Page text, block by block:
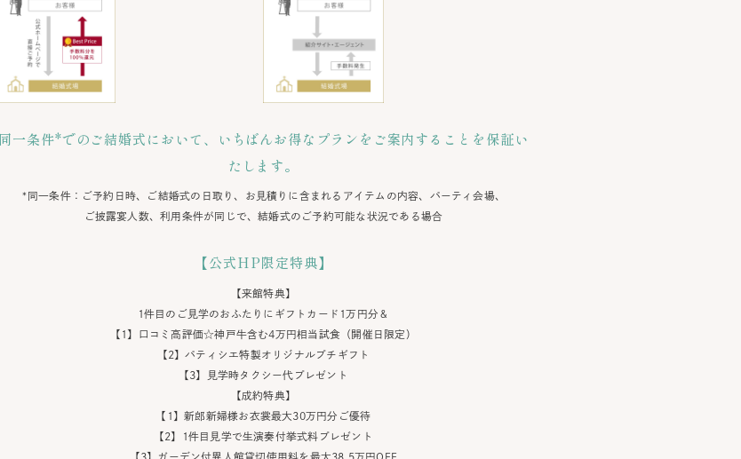
同一条件*でのご結婚式において、いちばんお得なプランをご案内することを保証い
たします。
*同一条件：ご予約日時、ご結婚式の日取り、お見積りに含まれるアイテムの内容、パーティ会場、
ご披露宴人数、利用条件が同じで、結婚式のご予約可能な状況である場合
【公式HP限定特典】
【来館特典】
1件目のご見学のおふたりにギフトカード1万円分＆
【1】口コミ高評価☆神戸牛含む4万円相当試食（開催日限定）
【2】パティシエ特製オリジナルプチギフト
【3】見学時タクシー代プレゼント
【成約特典】
【1】新郎新婦様お衣裳最大30万円分ご優待
【2】1件目見学で生演奏付挙式料プレゼント
【3】ガーデン付異人館貸切使用料を最大38.5万円OFF